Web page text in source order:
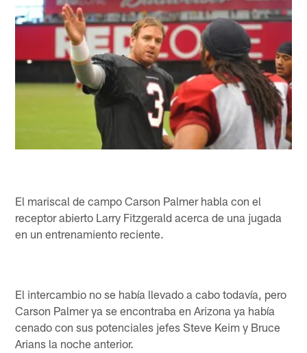
El mariscal de campo Carson Palmer habla con el
receptor abierto Larry Fitzgerald acerca de una jugada
en un entrenamiento reciente.
El intercambio no se había llevado a cabo todavía, pero
Carson Palmer ya se encontraba en Arizona ya había
cenado con sus potenciales jefes Steve Keim y Bruce
Arians la noche anterior.